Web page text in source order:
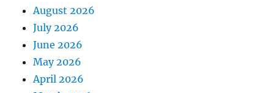
August 2026
July 2026
June 2026
May 2026
April 2026